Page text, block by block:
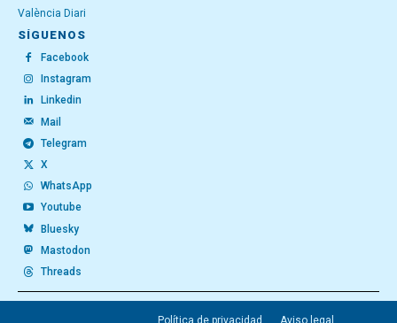
València Diari
SÍGUENOS
Facebook
Instagram
Linkedin
Mail
Telegram
X
WhatsApp
Youtube
Bluesky
Mastodon
Threads